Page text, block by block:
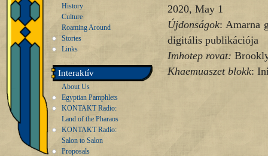
History
Culture
Roaming Around
Stories
Links
Interaktív
About Us
Egyptian Pamphlets
KONTAKT Radio:
Land of the Pharaos
KONTAKT Radio:
Salon to Salon
Proposals
2020, May 1
Újdonságok: Amarna
digitális publikációja
Imhotep rovat:
Khaemuaszet blokk: